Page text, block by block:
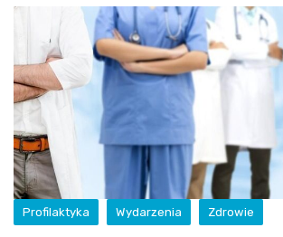
Profilaktyka Wydarzenia Zdrowie